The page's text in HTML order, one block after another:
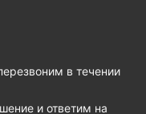
в течении
и ответим на